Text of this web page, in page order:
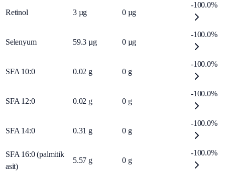
Retinol 3 µg 0 µg
-100.0%
Selenyum 59.3 µg 0 µg
-100.0%
SFA 10:0 0.02 g 0 g
-100.0%
SFA 12:0 0.02 g 0 g
-100.0%
SFA 14:0 0.31 g 0 g
-100.0%
SFA 16:0 (palmitik
asit)
5.57 g 0 g
-100.0%